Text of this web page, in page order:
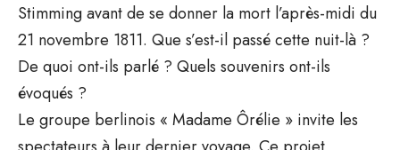
Stimming avant de se donner la mort l’après-midi du
21 novembre 1811. Que s’est-il passé cette nuit-là ?
De quoi ont-ils parlé ? Quels souvenirs ont-ils
évoqués ?
Le groupe berlinois « Madame Ôrélie » invite les